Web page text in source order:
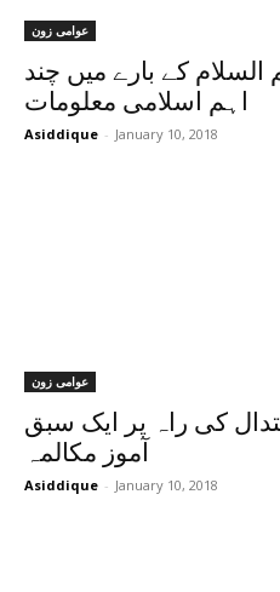
عوامی زون
السلام کے بارے میں چند
اہم اسلامی معلومات
Asiddique - January 10, 2018
عوامی زون
کی راہ پر ایک سبق
آموز مکالمہ
Asiddique - January 10, 2018